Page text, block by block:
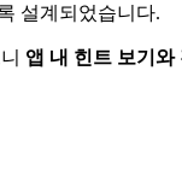
설계되었습니다.
앱 내 힌트 보기와